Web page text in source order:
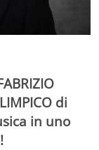
di
in uno